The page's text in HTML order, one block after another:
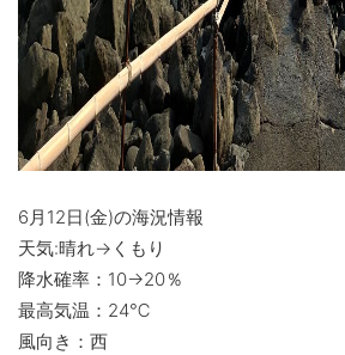
6月12日(金)の海況情報
天気:晴れ→くもり
降水確率：10→20％
最高気温：24℃
風向き：西